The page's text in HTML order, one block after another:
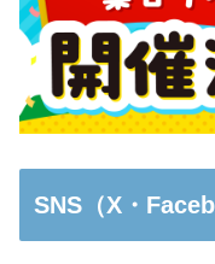
SNS（X・